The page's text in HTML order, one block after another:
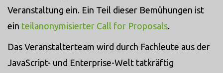
Veranstaltung ein. Ein Teil dieser Bemühungen ist
ein teilanonymisierter Call for Proposals.
Das Veranstalterteam wird durch Fachleute aus der
JavaScript- und Enterprise-Welt tatkräftig